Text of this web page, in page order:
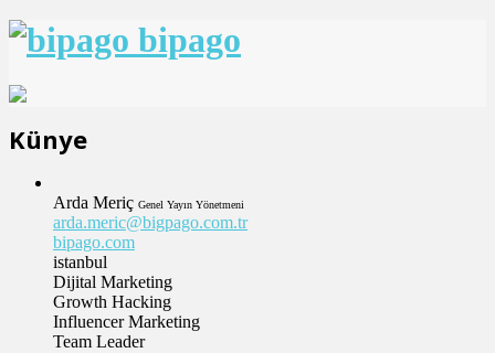
bipago
Künye
Arda Meriç Genel Yayın Yönetmeni
arda.meric@bigpago.com.tr
bipago.com
istanbul
Dijital Marketing
Growth Hacking
Influencer Marketing
Team Leader